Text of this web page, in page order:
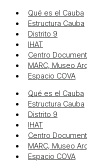
Qué es el Cauba
Estructura Cauba
Distrito 9
IHAT
Centro
MARC, Museo
Espacio COVA
Qué es el Cauba
Estructura Cauba
Distrito 9
IHAT
Centro
MARC, Museo
Espacio COVA